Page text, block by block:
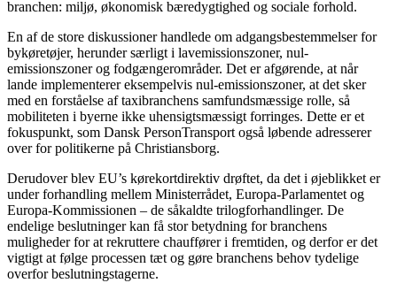
branchen: miljø, økonomisk bæredygtighed og sociale forhold.
En af de store diskussioner handlede om adgangsbestemmelser for
bykøretøjer, herunder særligt i lavemissionszoner, nul-
emissionszoner og fodgængerområder. Det er afgørende, at når
lande implementerer eksempelvis nul-emissionszoner, at det sker
med en forståelse af taxibranchens samfundsmæssige rolle, så
mobiliteten i byerne ikke uhensigtsmæssigt forringes. Dette er et
fokuspunkt, som Dansk PersonTransport også løbende adresserer
over for politikerne på Christiansborg.
Derudover blev EU’s kørekortdirektiv drøftet, da det i øjeblikket er
under forhandling mellem Ministerrådet, Europa-Parlamentet og
Europa-Kommissionen – de såkaldte trilogforhandlinger. De
endelige beslutninger kan få stor betydning for branchens
muligheder for at rekruttere chauffører i fremtiden, og derfor er det
vigtigt at følge processen tæt og gøre branchens behov tydelige
overfor beslutningstagerne.